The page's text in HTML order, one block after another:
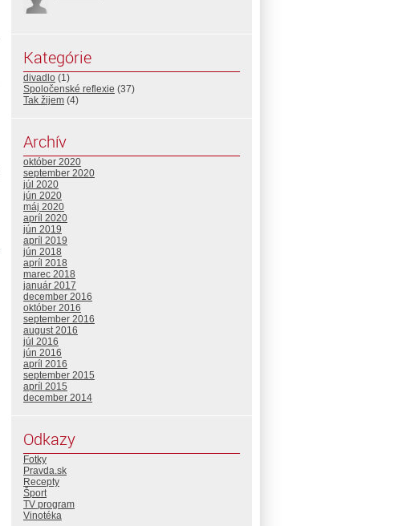
Kategórie
divadlo (1)
Spoločenské reflexie (37)
Tak žijem (4)
Archív
október 2020
september 2020
júl 2020
jún 2020
máj 2020
apríl 2020
jún 2019
apríl 2019
jún 2018
apríl 2018
marec 2018
január 2017
december 2016
október 2016
september 2016
august 2016
júl 2016
jún 2016
apríl 2016
september 2015
apríl 2015
december 2014
Odkazy
Fotky
Pravda.sk
Recepty
Šport
TV program
Vinotéka